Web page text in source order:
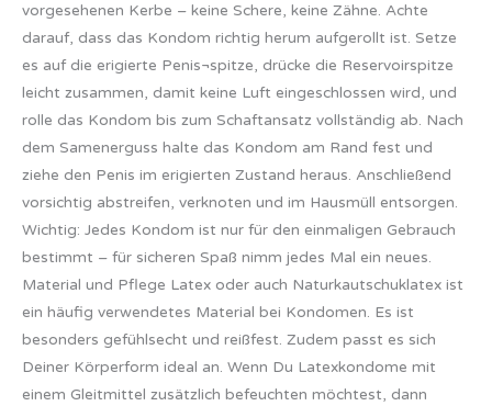
vorgesehenen Kerbe – keine Schere, keine Zähne. Achte
darauf, dass das Kondom richtig herum aufgerollt ist. Setze
es auf die erigierte Penis¬spitze, drücke die Reservoirspitze
leicht zusammen, damit keine Luft eingeschlossen wird, und
rolle das Kondom bis zum Schaftansatz vollständig ab. Nach
dem Samenerguss halte das Kondom am Rand fest und
ziehe den Penis im erigierten Zustand heraus. Anschließend
vorsichtig abstreifen, verknoten und im Hausmüll entsorgen.
Wichtig: Jedes Kondom ist nur für den einmaligen Gebrauch
bestimmt – für sicheren Spaß nimm jedes Mal ein neues.
Material und Pflege Latex oder auch Naturkautschuklatex ist
ein häufig verwendetes Material bei Kondomen. Es ist
besonders gefühlsecht und reißfest. Zudem passt es sich
Deiner Körperform ideal an. Wenn Du Latexkondome mit
einem Gleitmittel zusätzlich befeuchten möchtest, dann